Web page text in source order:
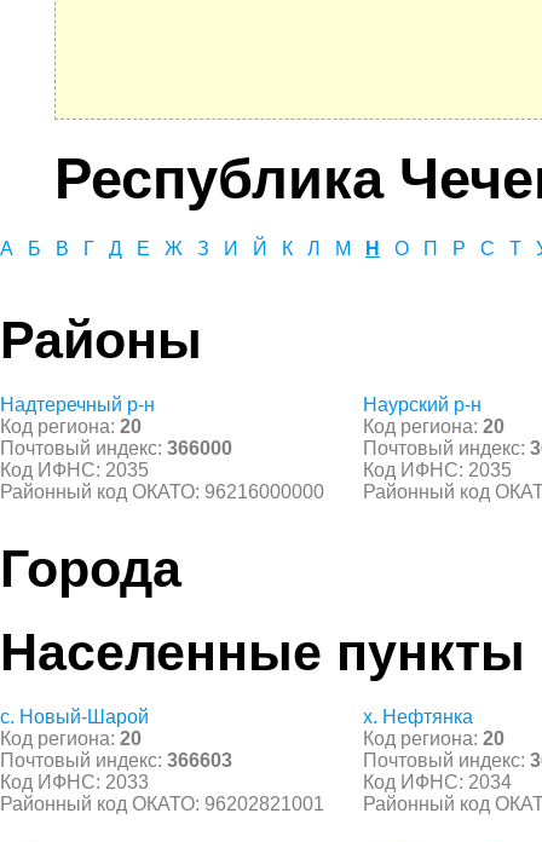
Республика
А Б В Г Д Е Ж З И Й К Л М Н О П Р С Т
Районы
Надтеречный р-н
Код региона: 20
Почтовый индекс: 366000
Код ИФНС: 2035
Районный код ОКАТО: 96216000000
Наурский р-н
Код региона: 20
Почтовый индекс:
Код ИФНС: 2035
Районный код
Города
Населенные пункты
с. Новый-Шарой
Код региона: 20
Почтовый индекс: 366603
Код ИФНС: 2033
Районный код ОКАТО: 96202821001
х. Нефтянка
Код региона: 20
Почтовый индекс:
Код ИФНС: 2034
Районный код